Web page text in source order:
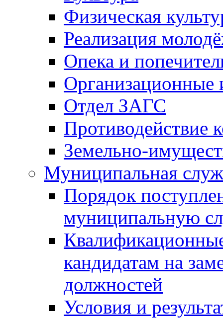
Физическая
Реализация
Опека и
Отдел ЗАГС
Противодействие
Земельно-
Муниципальная
Порядок
муниципальную
кандидатам на
должностей
Условия и